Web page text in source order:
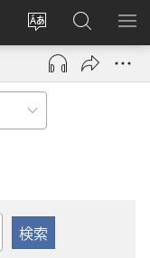
サ
イ
ト
の
言
え
る
ロ
グ
ン
し
で
開
JW.ORG
の
検
メ
を